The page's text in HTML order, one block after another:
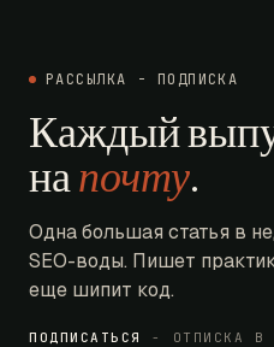
РАССЫЛКА - ПОДПИСКА
Каждый
напочту.
Одна большая статья в
SEO-воды. Пишет
еще шипит код.
ПОДПИСАТЬСЯ - ОТПИСКА В